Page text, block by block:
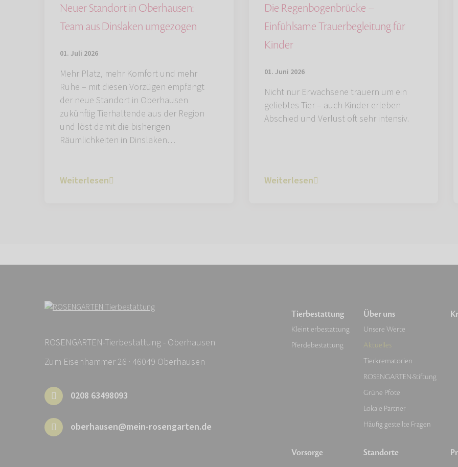
Neuer Standort in Oberhausen:
Team aus Dinslaken umgezogen
01. Juli 2026
Mehr Platz, mehr Komfort und mehr
Ruhe – mit diesen Vorzügen empfängt
der neue Standort in Oberhausen
zukünftig Tierhaltende aus der Region
und löst damit die bisherigen
Räumlichkeiten in Dinslaken…
Weiterlesen
Die Regenbogenbrücke –
Einfühlsame Trauerbegleitung für
Kinder
01. Juni 2026
Nicht nur Erwachsene trauern um ein
geliebtes Tier – auch Kinder erleben
Abschied und Verlust oft sehr intensiv.
Weiterlesen
ROSENGARTEN-Tierbestattung - Oberhausen
Zum Eisenhammer 26 · 46049 Oberhausen
0208 63498093
oberhausen@mein-rosengarten.de
Tierbestattung
Kleintierbestattung
Pferdebestattung
Vorsorge
Über uns
Unsere Werte
Aktuelles
Tierkrematorien
ROSENGARTEN-Stiftung
Grüne Pfote
Lokale Partner
Häufig gestellte Fragen
Standorte